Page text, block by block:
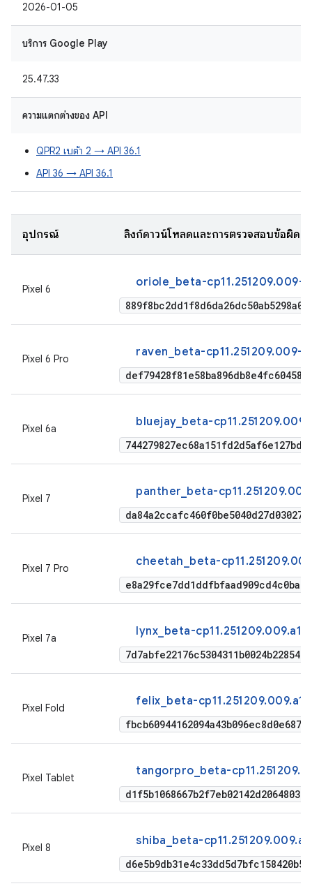
2026-01-05
บริการ Google Play
25.47.33
ความแตกต่างของ API
QPR2 เบต้า 2 → API 36.1
API 36 → API 36.1
อุปกรณ์ ลิงก์ดาวน์โหลดและการตรวจสอบข้อผิดพ
Pixel 6 oriole_beta-
Pixel 6 Pro raven_beta-
Pixel 6a bluejay_beta-
Pixel 7 panther_beta-
Pixel 7 Pro cheetah_beta-
Pixel 7a lynx_beta-
Pixel Fold felix_beta-
Pixel Tablet tangorpro_beta-
Pixel 8 shiba_beta-